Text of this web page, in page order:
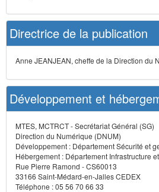
Directrice de la publication
Anne JEANJEAN, cheffe de la Direction du
Développement et
MTES, MCTRCT - Secrétariat Général (SG)
Direction du Numérique (DNUM)
Développement : Département Sécurité et
Hébergement : Département Infrastructure
Rue Pierre Ramond - CS60013
33166 Saint-Médard-en-Jalles CEDEX
Téléphone : 05 56 70 66 33